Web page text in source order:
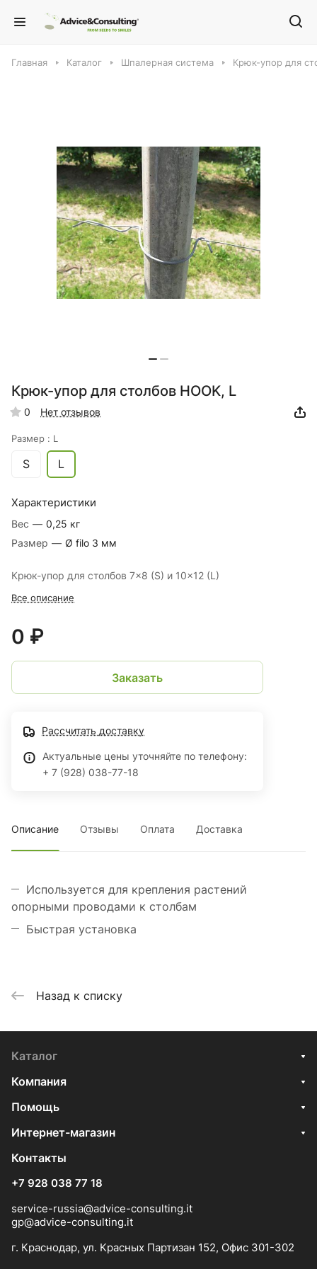
Главная Каталог Шпалерная система Крюк-упор для
Крюк-упор для столбов HOOK, L
0 Нет отзывов
Размер : L
S L
Характеристики
Вес — 0,25 кг
Размер — Ø filo 3 мм
Крюк-упор для столбов 7x8 (S) и 10x12 (L)
Все описание
0 ₽
Заказать
Рассчитать доставку
Актуальные цены уточняйте по телефону:
+ 7 (928) 038-77-18
Описание Отзывы Оплата Доставка
Используется для крепления растений
опорными проводами к столбам
Быстрая установка
Назад к списку
Каталог
Компания
Помощь
Интернет-магазин
Контакты
+7 928 038 77 18
service-russia@advice-consulting.it
gp@advice-consulting.it
г. Краснодар, ул. Красных Партизан 152, Офис 301-302